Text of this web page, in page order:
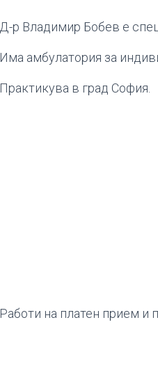
Д-р Владимир Бобев е
Има амбулатория за
Практикува в град София.
Работи на платен прием и